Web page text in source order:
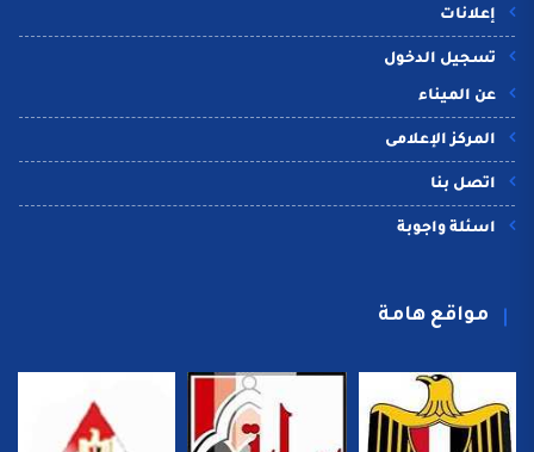
إعلانات
تسجيل الدخول
عن الميناء
المركز الإعلامى
اتصل بنا
اسئلة واجوبة
مواقع هامة